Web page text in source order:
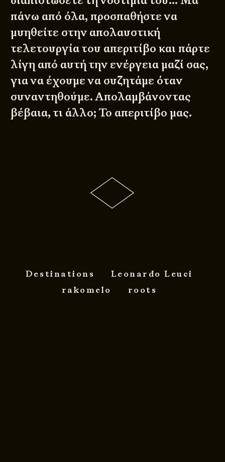
πάνω από όλα, προσπαθήστε να
μυηθείτε στην απολαυστική
τελετουργία του απεριτίβο και πάρτε
λίγη από αυτή την ενέργεια μαζί σας,
για να έχουμε να συζητάμε όταν
συναντηθούμε. Απολαμβάνοντας
βέβαια, τι άλλο; Το απεριτίβο μας.
Destinations
Leonardo Leuci
rakomelo
roots